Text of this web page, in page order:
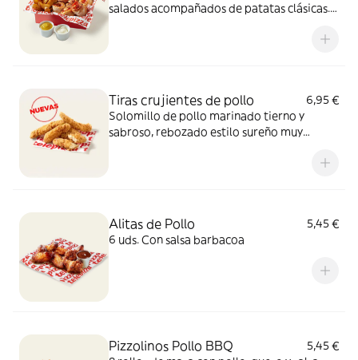
salados acompañados de patatas clásicas.
Tiras crujientes de pollo
6,95 €
Solomillo de pollo marinado tierno y
sabroso, rebozado estilo sureño muy
Alitas de Pollo
5,45 €
6 uds. Con salsa barbacoa
Pizzolinos Pollo BBQ
5,45 €